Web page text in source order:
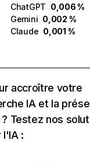
ChatGPT 0,006 %
Gemini 0,002 %
Claude 0,001 %
accroître votre
IA et la
Testez nos
l'IA :